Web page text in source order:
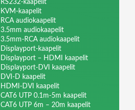
RS232-kaapelit
KVM-kaapelit
RCA audiokaapelit
3.5mm audiokaapelit
3.5mm-RCA audiokaapelit
Displayport-kaapelit
Displayport – HDMI kaapelit
Displayport-DVI kaapelit
DVI-D kaapelit
HDMI-DVI kaapelit
CAT6 UTP 0.1m-5m kaapelit
CAT6 UTP 6m – 20m kaapelit